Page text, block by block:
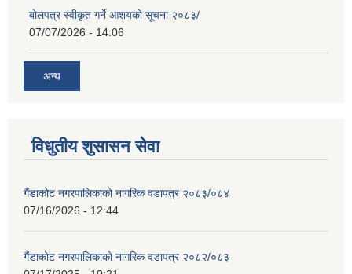
बोलपत्र स्वीकृत गर्ने आशयको सूचना २०८३/
07/07/2026 - 14:06
अन्य
विधुतीय शुसासन सेवा
गैंडाकोट नगरपालिकाको नागरिक वडापत्र २०८३/०८४
07/16/2026 - 12:44
गैंडाकोट नगरपालिकाको नागरिक वडापत्र २०८२/०८३